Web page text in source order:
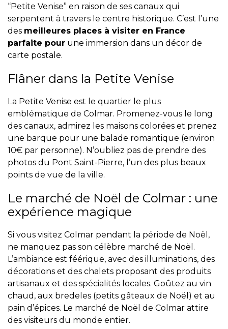
“Petite Venise” en raison de ses canaux qui
serpentent à travers le centre historique. C’est l’une
des meilleures places à visiter en France
parfaite pour une immersion dans un décor de
carte postale.
Flâner dans la Petite Venise
La Petite Venise est le quartier le plus
emblématique de Colmar. Promenez-vous le long
des canaux, admirez les maisons colorées et prenez
une barque pour une balade romantique (environ
10€ par personne). N’oubliez pas de prendre des
photos du Pont Saint-Pierre, l’un des plus beaux
points de vue de la ville.
Le marché de Noël de Colmar : une
expérience magique
Si vous visitez Colmar pendant la période de Noël,
ne manquez pas son célèbre marché de Noël.
L’ambiance est féérique, avec des illuminations, des
décorations et des chalets proposant des produits
artisanaux et des spécialités locales. Goûtez au vin
chaud, aux bredeles (petits gâteaux de Noël) et au
pain d’épices. Le marché de Noël de Colmar attire
des visiteurs du monde entier.